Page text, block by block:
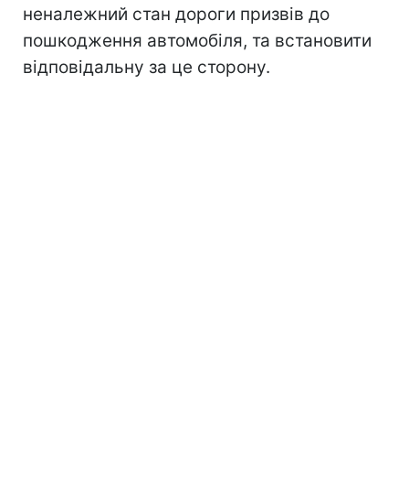
неналежний стан дороги призвів до
пошкодження автомобіля, та встановити
відповідальну за це сторону.